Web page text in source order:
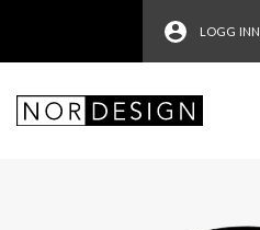
LOGG INN